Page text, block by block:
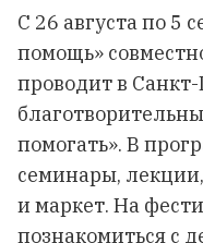
С 26 августа по 5
помощь»
проводит в
помогать». В
семинары,
и маркет. На
познакомиться с